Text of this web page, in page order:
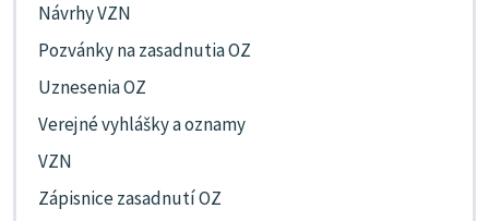
Návrhy VZN
Pozvánky na zasadnutia OZ
Uznesenia OZ
Verejné vyhlášky a oznamy
VZN
Zápisnice zasadnutí OZ